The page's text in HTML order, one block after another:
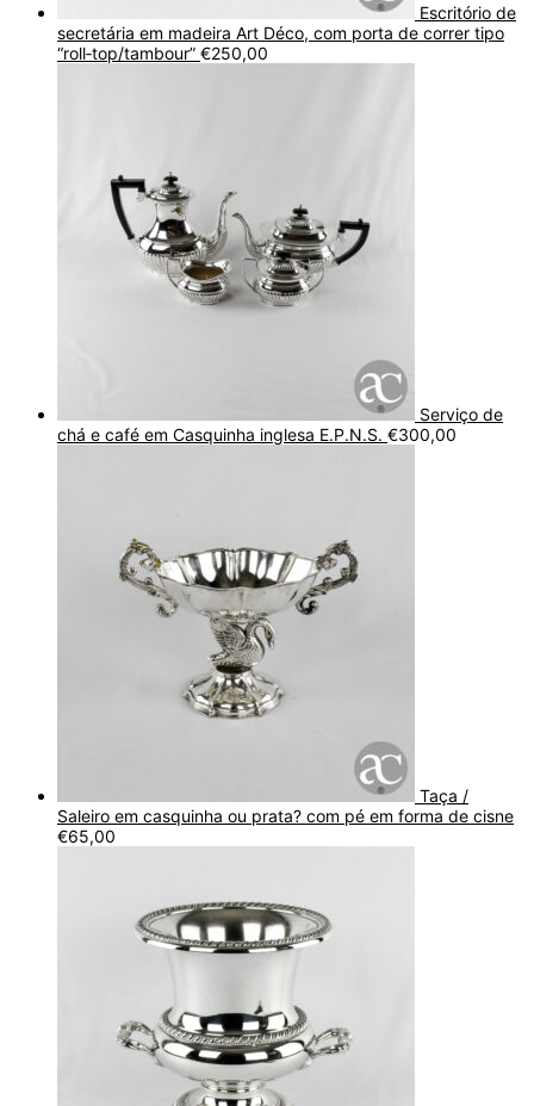
Escritório de
secretária em madeira Art Déco, com porta de correr tipo
“roll‑top/tambour” €250,00
Serviço de
chá e café em Casquinha inglesa E.P.N.S. €300,00
Taça /
Saleiro em casquinha ou prata? com pé em forma de cisne
€65,00